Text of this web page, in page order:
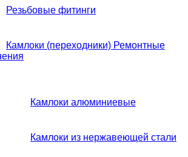
Резьбовые фитинги
Камлоки (переходники) Ремонтные
Камлоки алюминиевые
Камлоки из нержавеющей стали